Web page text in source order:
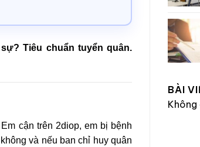
Tiêu chuẩn tuyển quân.
cận trên 2diop, em bị bệnh
và nếu ban chỉ huy quân
BÀI